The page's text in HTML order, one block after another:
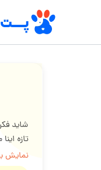
شاید
تازه
نژادشون
نمایش